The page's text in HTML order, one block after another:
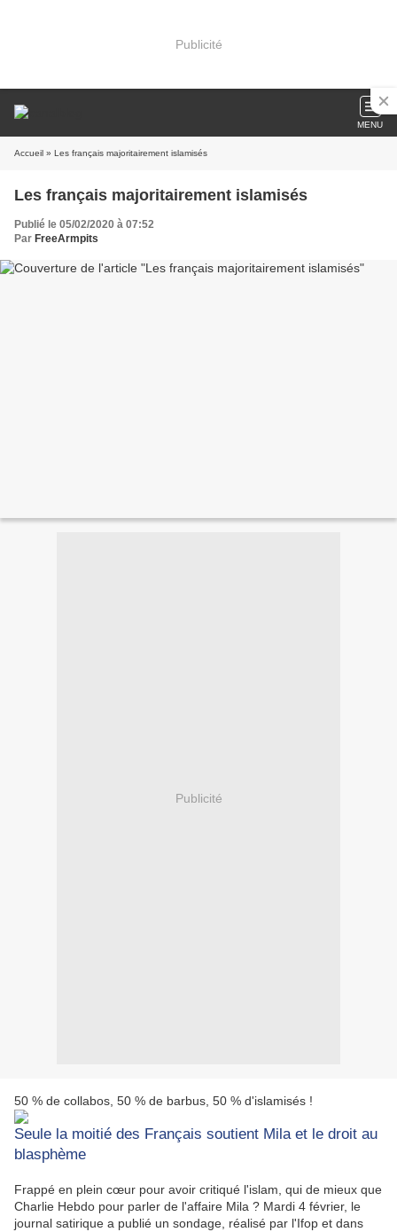
Publicité
MENU
Accueil » Les français majoritairement islamisés
Les français majoritairement islamisés
Publié le 05/02/2020 à 07:52
Par FreeArmpits
Publicité
50 % de collabos, 50 % de barbus, 50 % d'islamisés !
Seule la moitié des Français soutient Mila et le droit au
blasphème
Frappé en plein cœur pour avoir critiqué l'islam, qui de mieux que
Charlie Hebdo pour parler de l'affaire Mila ? Mardi 4 février, le
journal satirique a publié un sondage, réalisé par l'Ifop et dans